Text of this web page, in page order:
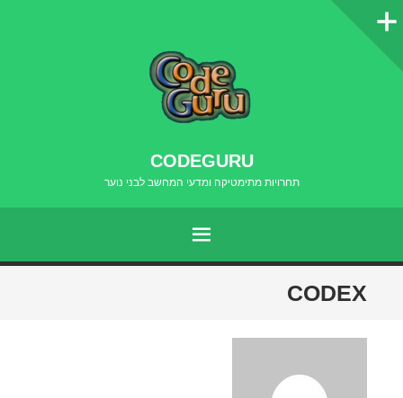
סרגל
CODEGURU
תחרויות מתימטיקה ומדעי המחשב לבני נוער
תפריט
דילוג
לתוכן
CODEX